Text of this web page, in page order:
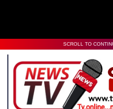
00:00
SCROLL TO